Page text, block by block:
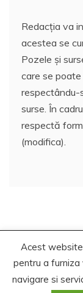
Redacția va
acestea se
Pozele și
care se
respectându-
surse. În
respectă
(modifica).
Proudly
Acest
pentru a
navigare si